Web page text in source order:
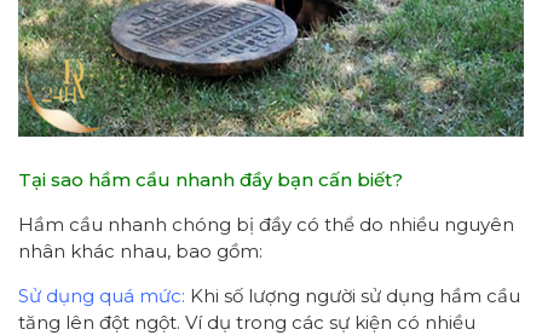
Tại sao hầm cầu nhanh đầy bạn cấn biết?
Hầm cầu nhanh chóng bị đầy có thể do nhiều nguyên
nhân khác nhau, bao gồm:
Sử dụng quá mức: Khi số lượng người sử dụng hầm cầu
tăng lên đột ngột. Ví dụ trong các sự kiện có nhiều